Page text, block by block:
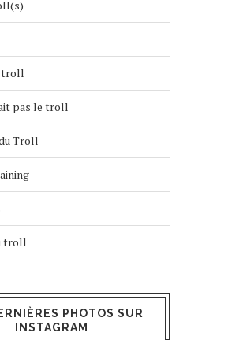
troll
pas le troll
Troll
troll
PHOTOS SUR
INSTAGRAM